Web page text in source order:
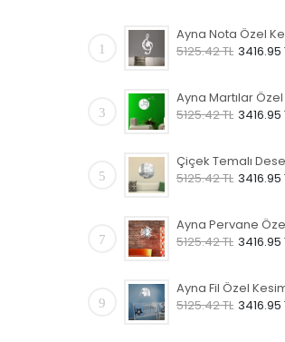
1
5125.42 TL 3416.95
3
5125.42 TL 3416.95
5
5125.42 TL 3416.95
7
5125.42 TL 3416.95
9
5125.42 TL 3416.95